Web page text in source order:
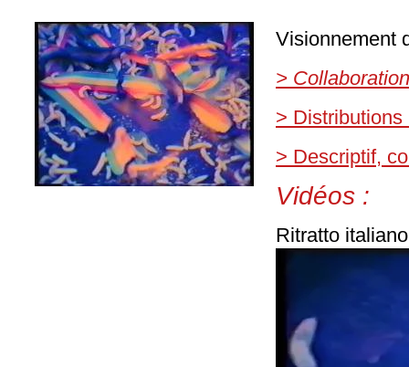
Visionnement
>
> Distributions
> Descriptif,
Vidéos :
Ritratto